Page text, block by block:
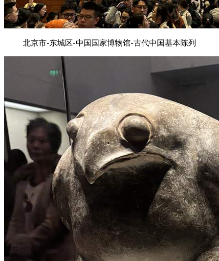
北京市-东城区-中国国家博物馆-古代中国基本陈列